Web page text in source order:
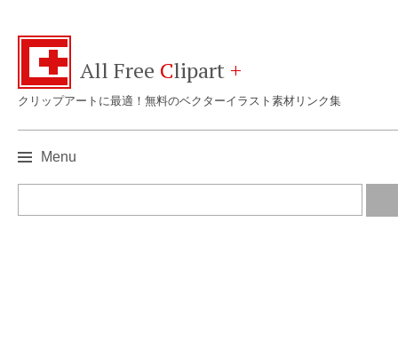
All Free Clipart +
クリップアートに最適！無料のベクターイラスト素材リンク集
Menu